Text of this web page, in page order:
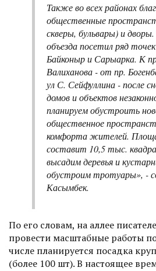
Также во всех районах
общественные
скверы, бульвары) и
объезда посетил ряд
Байконыр и Сарыарка. К
Валиханова - от пр.
ул С. Сейфуллина - после
домов и объектов
планируем обустроить
общественное
комфорта жителей.
составит 10,5 тыс.
высадим деревья и
обустроим тротуары», -
Касымбек.
По его словам, на аллее
провести масштабные работы
числе планируется посадка
(более 100 шт). В настоящее